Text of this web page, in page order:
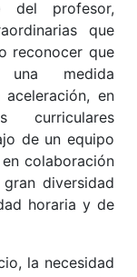
del profesor,
que
reconocer que
medida
en
curriculares
de un equipo
colaboración
diversidad
horaria y de
la necesidad